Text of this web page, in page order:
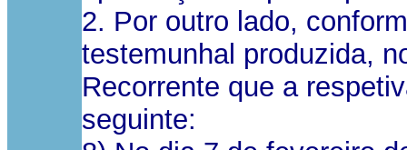
2. Por outro lado,
testemunhal produzida,
Recorrente que a
seguinte: